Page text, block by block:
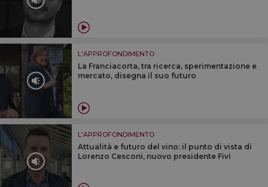
L'APPROFONDIMENTO
La Franciacorta, tra ricerca, sperimentazione e
mercato, disegna il suo futuro
L'APPROFONDIMENTO
Attualità e futuro del vino: il punto di vista di
Lorenzo Cesconi, nuovo presidente Fivi